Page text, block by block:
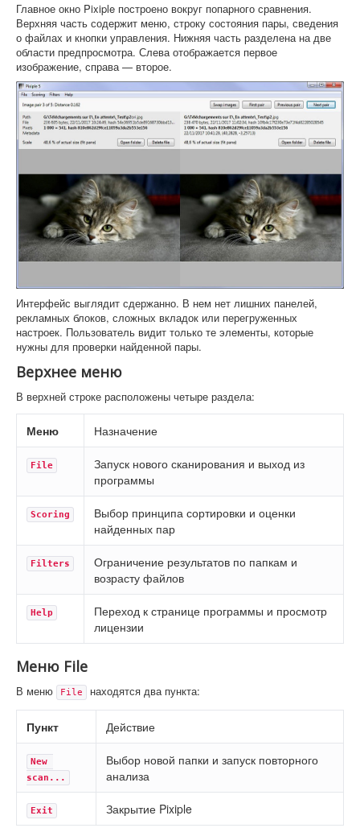
Главное окно Pixiple построено вокруг попарного сравнения.
Верхняя часть содержит меню, строку состояния пары, сведения
о файлах и кнопки управления. Нижняя часть разделена на две
области предпросмотра. Слева отображается первое
изображение, справа — второе.
Интерфейс выглядит сдержанно. В нем нет лишних панелей,
рекламных блоков, сложных вкладок или перегруженных
настроек. Пользователь видит только те элементы, которые
нужны для проверки найденной пары.
Верхнее меню
В верхней строке расположены четыре раздела:
Меню Назначение
File
Запуск нового сканирования и выход из
программы
Scoring
Выбор принципа сортировки и оценки
найденных пар
Filters
Ограничение результатов по папкам и
возрасту файлов
Help
Переход к странице программы и просмотр
лицензии
Меню File
В меню File находятся два пункта:
Пункт Действие
New
scan...
Выбор новой папки и запуск повторного
анализа
Exit Закрытие Pixiple